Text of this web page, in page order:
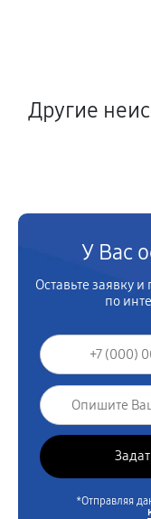
Другие
У Вас
Оставьте заявку
по
*Отправляя